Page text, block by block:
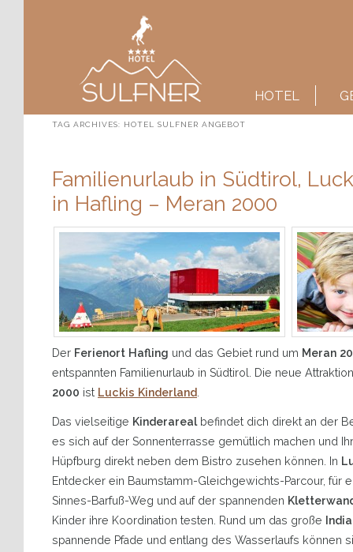
SKIP TO PRIMARY CONTENT
SKIP TO SECONDARY CONTENT
HOTEL
TAG ARCHIVES: HOTEL SULFNER ANGEBOT
Familienurlaub in Südtirol,
in Hafling – Meran 2000
Der Ferienort Hafling und das Gebiet rund um Meran
entspannten Familienurlaub in Südtirol. Die neue
2000 ist Luckis Kinderland
Das vielseitige Kinderarealbefindet dich direkt an der
es sich auf der Sonnenterrasse gemütlich machen und
Hüpfburg direkt neben dem Bistro zusehen können. In
Entdecker ein Baumstamm-Gleichgewichts-Parcour, für
Sinnes-Barfuß-Weg und auf der spannenden
Kinder ihre Koordination testen. Rund um das große
spannende Pfade und entlang des Wasserlaufs können